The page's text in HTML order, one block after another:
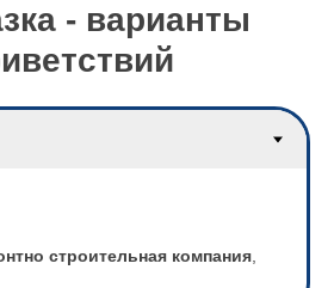
- варианты
строительная компания